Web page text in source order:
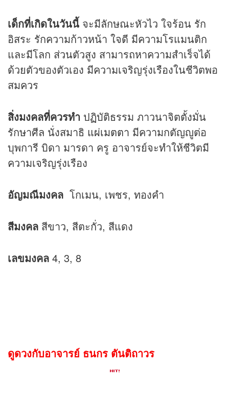
เด็กที่เกิดในวันนี้ จะมีลักษณะหัวไว ใจร้อน รัก
อิสระ รักความก้าวหน้า ใจดี มีความโรแมนติก
และมีโลก ส่วนตัวสูง สามารถหาความสำเร็จได้
ด้วยตัวของตัวเอง มีความเจริญรุ่งเรืองในชีวิตพอ
สมควร
สิ่งมงคลที่ควรทำ ปฏิบัติธรรม ภาวนาจิตตั้งมั่น
รักษาศีล นั่งสมาธิ แผ่เมตตา มีความกตัญญูต่อ
บุพการี บิดา มารดา ครู อาจารย์จะทำให้ชีวิตมี
ความเจริญรุ่งเรือง
อัญมณีมงคล โกเมน, เพชร, ทองคำ
สีมงคล สีขาว, สีตะกั่ว, สีแดง
เลขมงคล 4, 3, 8
ดูดวงกับอาจารย์ ธนกร ตันติถาวร